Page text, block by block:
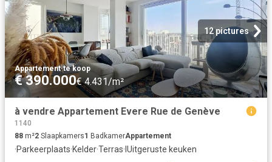
12 pictures
Appartement·te koop
€ 390.000€ 4.431/m²
à vendre Appartement Evere Rue de Genève
1140
88 m²2 Slaapkamers1 BadkamerAppartement
·Parkeerplaats·Kelder·Terras· IUitgeruste keuken